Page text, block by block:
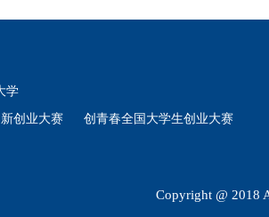
学
创业大赛 创青春全国大学生创业大赛
Copyright @ 2018